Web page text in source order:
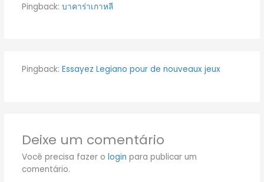
Pingback: บาคาร่าเกาหลี
Pingback: Essayez Legiano pour de nouveaux jeux
Deixe um comentário
Você precisa fazer o login para publicar um
comentário.